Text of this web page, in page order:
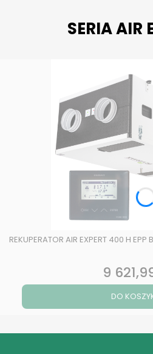
SERIA AIR
REKUPERATOR AIR EXPERT 400 H EPP
Cena
9
DO